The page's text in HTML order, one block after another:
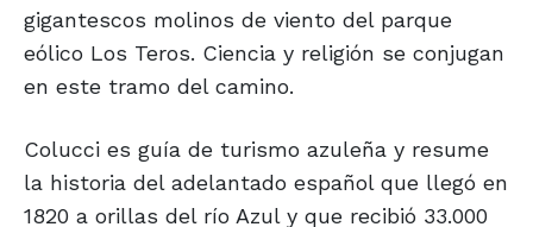
gigantescos molinos de viento del parque
eólico Los Teros. Ciencia y religión se conjugan
en este tramo del camino.
Colucci es guía de turismo azuleña y resume
la historia del adelantado español que llegó en
1820 a orillas del río Azul y que recibió 33.000